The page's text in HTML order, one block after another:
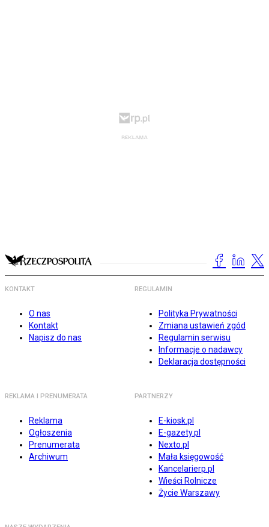
KONTAKT
O nas
Kontakt
Napisz do nas
REGULAMIN
Polityka Prywatności
Zmiana ustawień zgód
Regulamin serwisu
Informacje o nadawcy
Deklaracja dostępności
REKLAMA I PRENUMERATA
Reklama
Ogłoszenia
Prenumerata
Archiwum
PARTNERZY
E-kiosk.pl
E-gazety.pl
Nexto.pl
Mała księgowość
Kancelarierp.pl
Wieści Rolnicze
Życie Warszawy